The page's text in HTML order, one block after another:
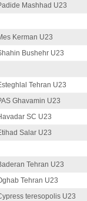
Mashhad U23
Kerman U23
Bushehr U23
Tehran U23
Ghavamin U23
SC U23
Salar U23
Tehran U23
Tehran U23
teresopolis U23